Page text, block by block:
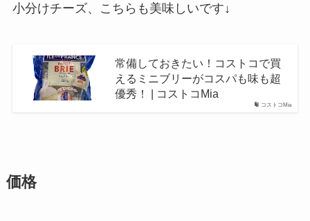
小分けチーズ、こちらも美味しいです↓
コストコMia
常備しておきたい！コストコで買
えるミニブリーがコスパも味も超
優秀！ | コストコMia
価格